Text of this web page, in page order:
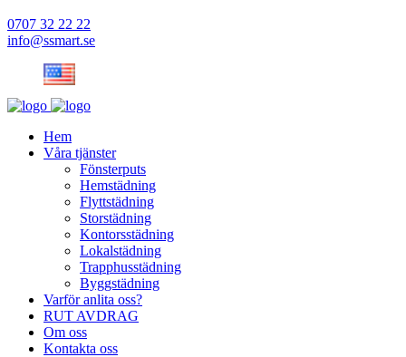
0707 32 22 22
info@ssmart.se
Hem
Våra tjänster
Fönsterputs
Hemstädning
Flyttstädning
Storstädning
Kontorsstädning
Lokalstädning
Trapphusstädning
Byggstädning
Varför anlita oss?
RUT AVDRAG
Om oss
Kontakta oss